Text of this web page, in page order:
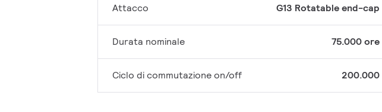
Attacco G13 Rotatable end-cap
Durata nominale 75.000 ore
Ciclo di commutazione on/off 200.000